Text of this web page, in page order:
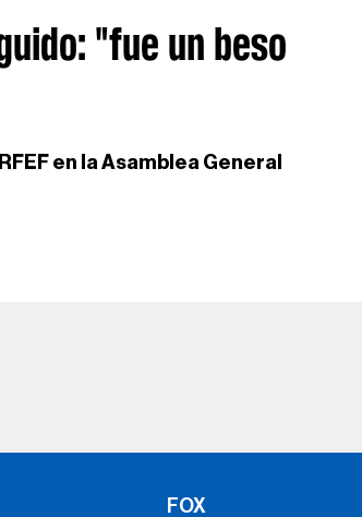
"fue un beso
en la Asamblea General
FOX